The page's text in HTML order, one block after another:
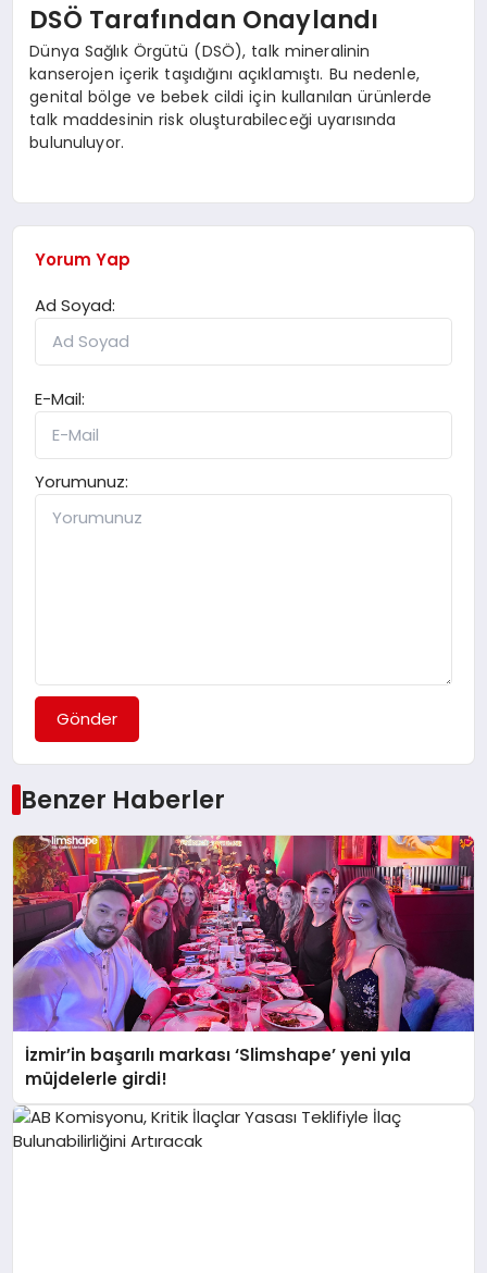
DSÖ Tarafından Onaylandı
Dünya Sağlık Örgütü (DSÖ), talk mineralinin
kanserojen içerik taşıdığını açıklamıştı. Bu nedenle,
genital bölge ve bebek cildi için kullanılan ürünlerde
talk maddesinin risk oluşturabileceği uyarısında
bulunuluyor.
Yorum Yap
Ad Soyad:
E-Mail:
Yorumunuz:
Gönder
Benzer Haberler
İzmir’in başarılı markası ‘Slimshape’ yeni yıla
müjdelerle girdi!